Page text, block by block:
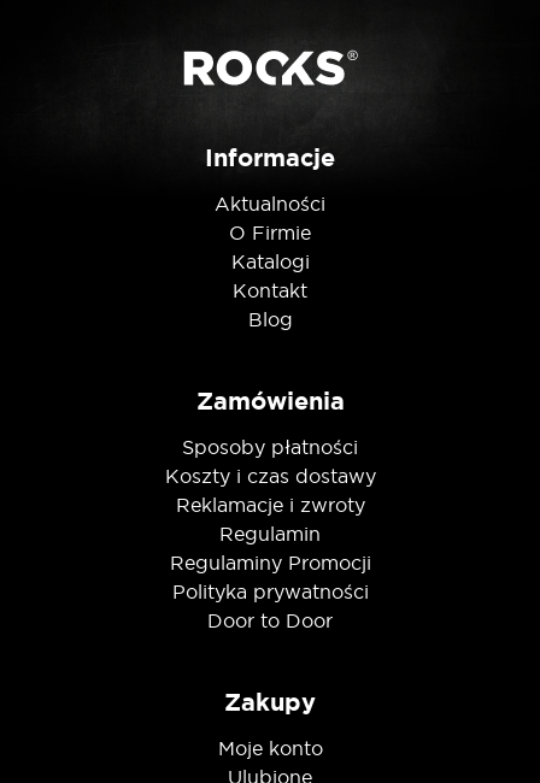
Informacje
Aktualności
O Firmie
Katalogi
Kontakt
Blog
Zamówienia
Sposoby płatności
Koszty i czas dostawy
Reklamacje i zwroty
Regulamin
Regulaminy Promocji
Polityka prywatności
Door to Door
Zakupy
Moje konto
Ulubione